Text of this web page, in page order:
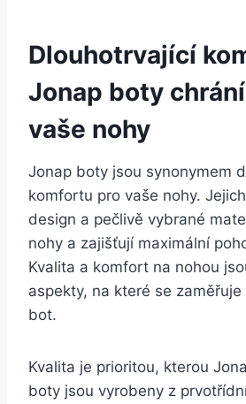
Dlouhotrvající‌
Jonap boty
vaše nohy
Jonap⁢ boty jsou synonymem
komfortu pro ‌vaše nohy.
design a pečlivě vybrané
‍nohy a zajišťují maximální
Kvalita a​ komfort na nohou
‍aspekty, na které se
bot.
Kvalita je⁣ prioritou, kterou
boty jsou vyrobeny ​z